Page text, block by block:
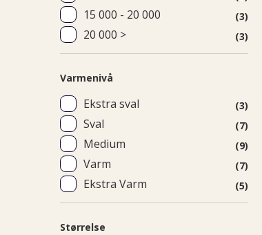
15 000 - 20 000 (3)
20 000 > (3)
Varmenivå
Ekstra sval (3)
Sval (7)
Medium (9)
Varm (7)
Ekstra Varm (5)
Størrelse